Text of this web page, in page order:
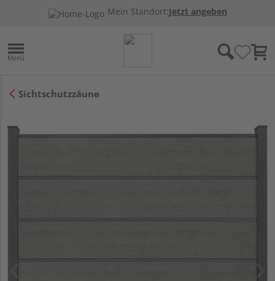
Mein Standort:Jetzt angeben
Sichtschutzzäune